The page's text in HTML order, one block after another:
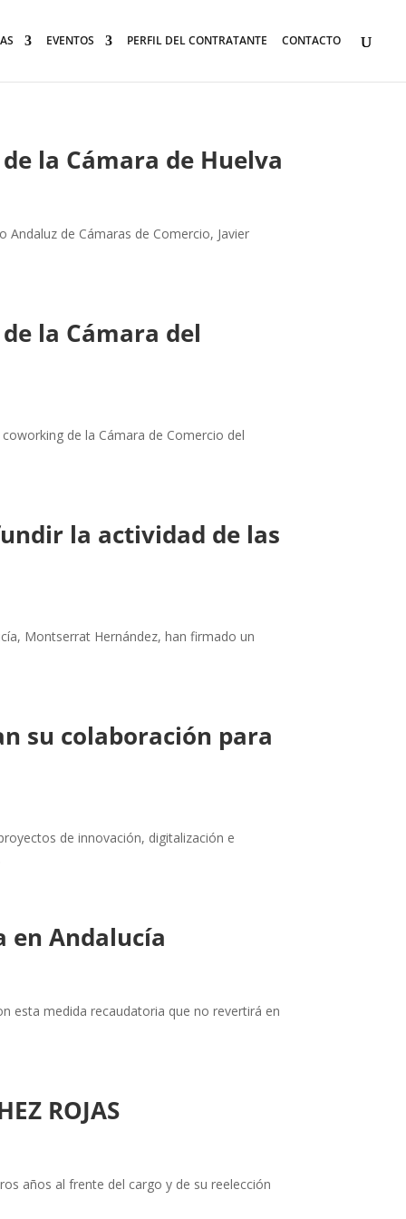
EVENTOS PERFIL DEL CONTRATANTE CONTACTO
la Cámara de Huelva
Andaluz de Cámaras de Comercio, Javier
la Cámara del
de la Cámara de Comercio del
la actividad de las
Montserrat Hernández, han firmado un
su colaboración para
de innovación, digitalización e
en Andalucía
esta medida recaudatoria que no revertirá en
ROJAS
años al frente del cargo y de su reelección